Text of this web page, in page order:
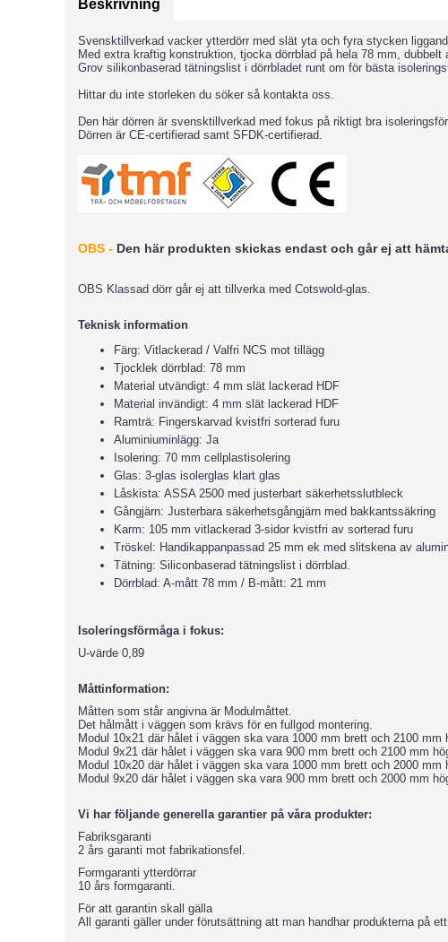
Beskrivning
Svensktillverkad vacker ytterdörr med slät yta och fyra stycken
Med extra kraftig konstruktion, tjocka dörrblad på hela 78 mm,
Grov silikonbaserad tätningslist i dörrbladet runt om för bästa
Hittar du inte storleken du söker så kontakta oss.
Den här dörren är svensktillverkad med fokus på riktigt bra
Dörren är CE-certifierad samt SFDK-certifierad.
OBS - Den här produkten skickas endast och går ej att
OBS Klassad dörr går ej att tillverka med Cotswold-glas.
Teknisk information
Färg: Vitlackerad / Valfri NCS mot tillägg
Tjocklek dörrblad: 78 mm
Material utvändigt: 4 mm slät lackerad HDF
Material invändigt: 4 mm slät lackerad HDF
Ramträ: Fingerskarvad kvistfri sorterad furu
Aluminiuminlägg: Ja
Isolering: 70 mm cellplastisolering
Glas: 3-glas isolerglas klart glas
Låskista: ASSA 2500 med justerbart säkerhetsslutbleck
Gångjärn: Justerbara säkerhetsgångjärn med bakkantssäkring
Karm: 105 mm vitlackerad 3-sidor kvistfri av sorterad furu
Tröskel: Handikappanpassad 25 mm ek med slitskena av
Tätning: Siliconbaserad tätningslist i dörrblad.
Dörrblad: A-mått 78 mm / B-mått: 21 mm
Isoleringsförmåga i fokus:
U-värde 0,89
Måttinformation:
Måtten som står angivna är Modulmåttet.
Det hålmått i väggen som krävs för en fullgod montering.
Modul 10x21 där hålet i väggen ska vara 1000 mm brett och 2100 mm
Modul 9x21 där hålet i väggen ska vara 900 mm brett och 2100 mm
Modul 10x20 där hålet i väggen ska vara 1000 mm brett och 2000 mm
Modul 9x20 där hålet i väggen ska vara 900 mm brett och 2000 mm
Vi har följande generella garantier på våra produkter:
Fabriksgaranti
2 års garanti mot fabrikationsfel.
Formgaranti ytterdörrar
10 års formgaranti.
För att garantin skall gälla
All garanti gäller under förutsättning att man handhar produkterna på